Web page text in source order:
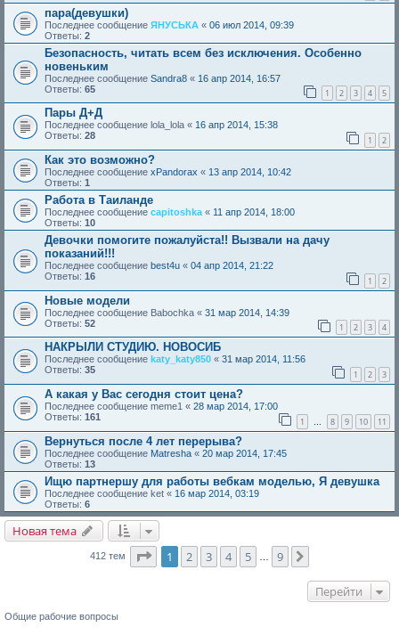
пара(девушки)
Последнее сообщение ЯНУСЬКА « 06 июл 2014, 09:39
Ответы: 2
Безопасность, читать всем без исключения. Особенно
новеньким
Последнее сообщение Sandra8 « 16 апр 2014, 16:57
Ответы: 65 1 2 3 4 5
Пары Д+Д
Последнее сообщение lola_lola « 16 апр 2014, 15:38
Ответы: 28 1 2
Как это возможно?
Последнее сообщение xPandorax « 13 апр 2014, 10:42
Ответы: 1
Работа в Таиланде
Последнее сообщение capitoshka « 11 апр 2014, 18:00
Ответы: 10
Девочки помогите пожалуйста!! Вызвали на дачу
показаний!!!
Последнее сообщение best4u « 04 апр 2014, 21:22
Ответы: 16 1 2
Новые модели
Последнее сообщение Babochka « 31 мар 2014, 14:39
Ответы: 52 1 2 3 4
НАКРЫЛИ СТУДИЮ. НОВОСИБ
Последнее сообщение katy_katy850 « 31 мар 2014, 11:56
Ответы: 35 1 2 3
А какая у Вас сегодня стоит цена?
Последнее сообщение meme1 « 28 мар 2014, 17:00
Ответы: 161 1 … 8 9 10 11
Вернуться после 4 лет перерыва?
Последнее сообщение Matresha « 20 мар 2014, 17:45
Ответы: 13
Ищю партнершу для работы вебкам моделью, Я девушка
Последнее сообщение ket « 16 мар 2014, 03:19
Ответы: 6
Новая тема
412 тем Страница1 из
1 2 3 4 5 9
Перейти
Общие рабочие вопросы